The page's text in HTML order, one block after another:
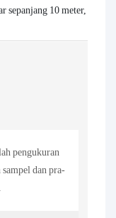
sepanjang 10 meter, dapat
pengukuran
dan pra-